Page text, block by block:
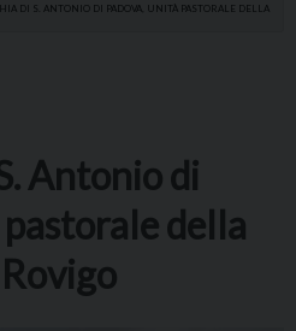
DI S. ANTONIO DI PADOVA, UNITÀ PASTORALE DELLA
Antonio di
della